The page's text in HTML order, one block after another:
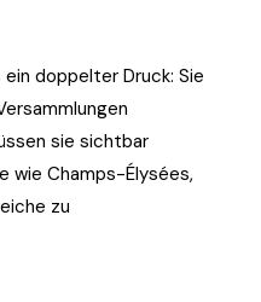
doppelter Druck: Sie
sie sichtbar
wie Champs-Élysées,
zu